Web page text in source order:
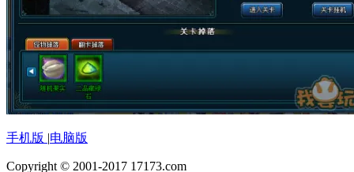
手机版 |电脑版
Copyright © 2001-2017 17173.com